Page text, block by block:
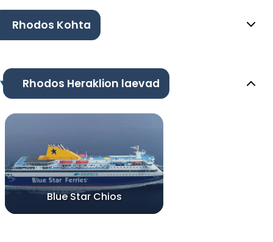
Rhodos Kohta
Rhodos Heraklion laevad
Blue Star Chios